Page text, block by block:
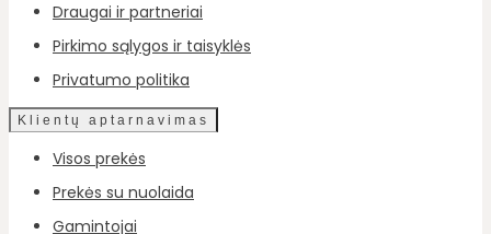
Draugai ir partneriai
Pirkimo sąlygos ir taisyklės
Privatumo politika
Klientų aptarnavimas
Visos prekės
Prekės su nuolaida
Gamintojai